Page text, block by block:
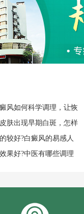
风如何科学调理，让恢
肤出现早期白斑，怎样
较好?白癜风的易感人
果好?中医有哪些调理